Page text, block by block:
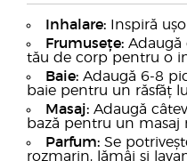
Inhalare: Inspiră
Frumusețe: Adaugă
tău de corp pentru o
Baie: Adaugă 6-8
baie pentru un răsfăț
Masaj: Adaugă
bază pentru un masaj
Parfum: Se
rozmarin, lămâi și